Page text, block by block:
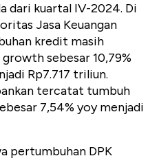
dari kuartal IV-2024. Di
Jasa Keuangan
kredit masih
sebesar 10,79%
Rp7.717 triliun.
tercatat tumbuh
7,54% yoy menjadi
pertumbuhan DPK